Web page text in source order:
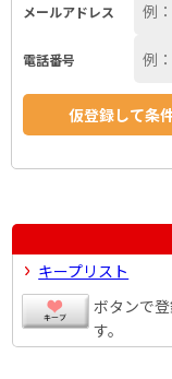
メールアドレス
電話番号
キープリスト
ボタンで
す。